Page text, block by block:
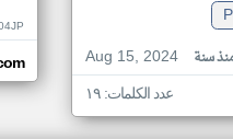
Aug 15, 2024
سنة
عدد الكلمات: ١٩